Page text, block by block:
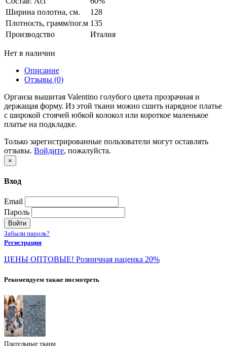
Ширина полотна, см.
128
Плотность, грамм/пог.м 135
Производство
Италия
Нет в наличии
Описание
Отзывы (0)
Органза вышитая Valentino голубого цвета прозрачная и
держащая форму. Из этой ткани можно сшить нарядное платье
с широкой стоячей юбкой колокол или короткое маленькое
платье на подкладке.
Только зарегистрированные пользователи могут оставлять
отзывы. Войдите, пожалуйста.
×
Вход
Email
Пароль
Войти
Забыли пароль?
Регистрация
ЦЕНЫ ОПТОВЫЕ! Розничная наценка 20%
Рекомендуем также посмотреть
Плательные ткани